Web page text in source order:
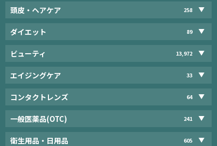
頭皮・ヘアケア 258
ダイエット 89
ビューティ 13,972
エイジングケア 33
コンタクトレンズ 64
一般医薬品(OTC) 241
衛生用品・日用品 605